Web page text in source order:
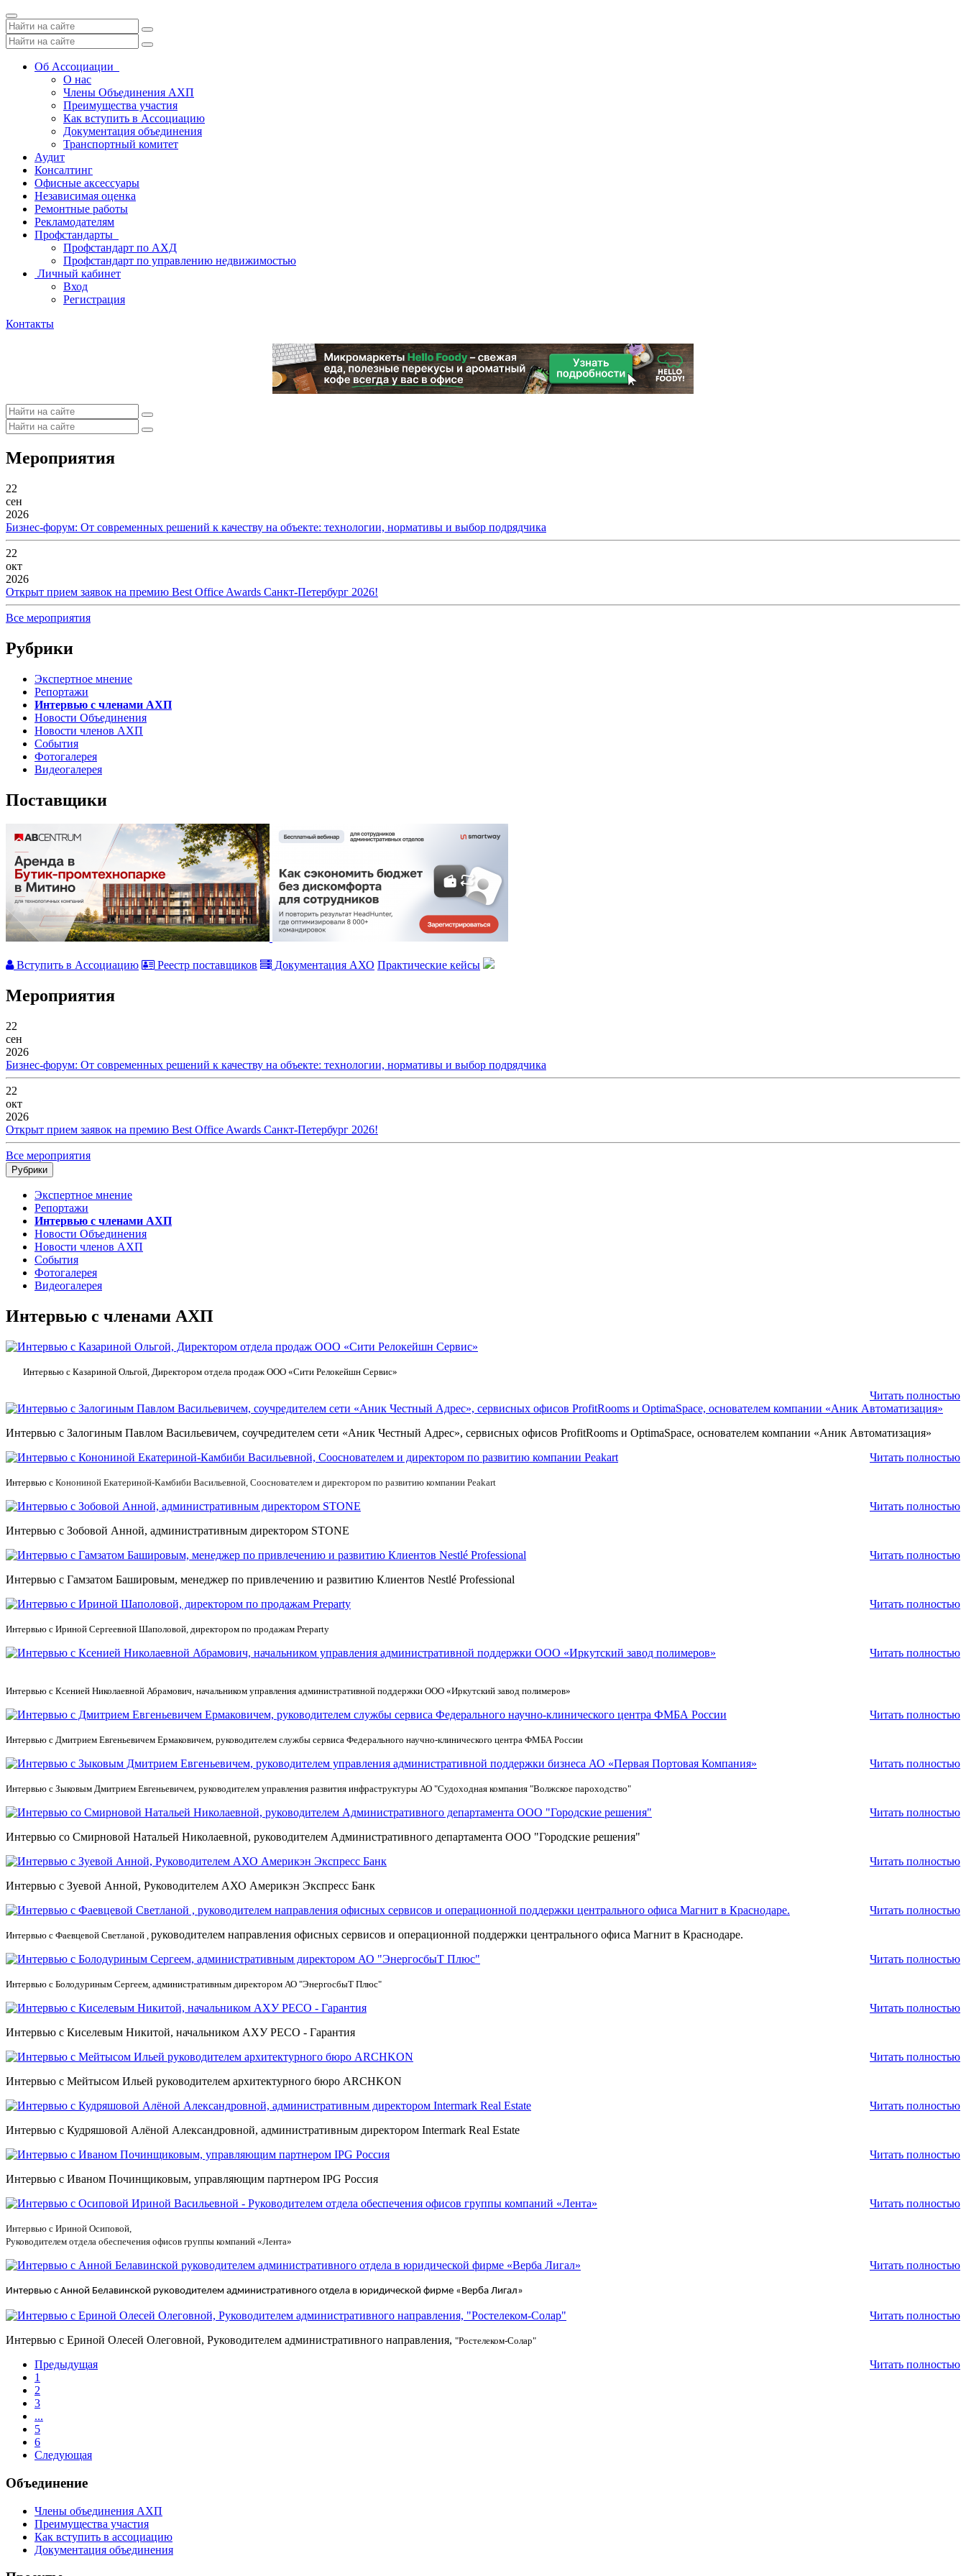
Toggle
navigation
Об Ассоциации
О нас
Члены Объединения АХП
Преимущества участия
Как вступить в Ассоциацию
Документация объединения
Транспортный комитет
Аудит
Консалтинг
Офисные аксессуары
Независимая оценка
Ремонтные работы
Рекламодателям
Профстандарты
Профстандарт по АХД
Профстандарт по управлению недвижимостью
Личный кабинет
Вход
Регистрация
Контакты
Мероприятия
22
сен
2026
Бизнес-форум: От современных решений к качеству на объекте: технологии, нормативы и выбор подрядчика
22
окт
2026
Открыт прием заявок на премию Best Office Awards Санкт-Петербург 2026!
Все мероприятия
Рубрики
Экспертное мнение
Репортажи
Интервью с членами АХП
Новости Объединения
Новости членов АХП
События
Фотогалерея
Видеогалерея
Поставщики
Вступить в Ассоциацию Реестр поставщиков Документация АХО Практические кейсы
Мероприятия
22
сен
2026
Бизнес-форум: От современных решений к качеству на объекте: технологии, нормативы и выбор подрядчика
22
окт
2026
Открыт прием заявок на премию Best Office Awards Санкт-Петербург 2026!
Все мероприятия
Рубрики
Экспертное мнение
Репортажи
Интервью с членами АХП
Новости Объединения
Новости членов АХП
События
Фотогалерея
Видеогалерея
Интервью с членами АХП
Интервью с Казариной Ольгой, Директором отдела продаж ООО «Сити Релокейшн Сервис»
Читать полностью
Интервью с Залогиным Павлом Васильевичем, соучредителем сети «Аник Честный Адрес», сервисных офисов ProfitRooms и OptimaSpace, основателем компании «Аник Автоматизация»
Читать полностью
Интервью с Конониной Екатериной-Камбиби Васильевной, Сооснователем и директором по развитию компании Peakart
Читать полностью
Интервью с Зобовой Анной, административным директором STONE
Читать полностью
Интервью с Гамзатом Башировым, менеджер по привлечению и развитию Клиентов Nestlé Professional
Читать полностью
Интервью с Ириной Сергеевной Шаполовой, директором по продажам Preparty
Читать полностью
Интервью с Ксенией Николаевной Абрамович, начальником управления административной поддержки ООО «Иркутский завод полимеров»
Читать полностью
Интервью с Дмитрием Евгеньевичем Ермаковичем, руководителем службы сервиса Федерального научно-клинического центра ФМБА России
Читать полностью
Интервью с Зыковым Дмитрием Евгеньевичем, руководителем управления развития инфраструктуры АО "Судоходная компания "Волжское пароходство"
Читать полностью
Интервью со Смирновой Натальей Николаевной, руководителем Административного департамента ООО "Городские решения"
Читать полностью
Интервью с Зуевой Анной, Руководителем АХО Америкэн Экспресс Банк
Читать полностью
Интервью с Фаевцевой Светланой , руководителем направления офисных сервисов и операционной поддержки центрального офиса Магнит в Краснодаре.
Читать полностью
Интервью с Болодуриным Сергеем, административным директором АО "ЭнергосбыТ Плюс"
Читать полностью
Интервью с Киселевым Никитой, начальником АХУ РЕСО - Гарантия
Читать полностью
Интервью с Мейтысом Ильей руководителем архитектурного бюро ARCHKON
Читать полностью
Интервью с Кудряшовой Алёной Александровной, административным директором Intermark Real Estate
Читать полностью
Интервью с Иваном Починщиковым, управляющим партнером IPG Россия
Читать полностью
Интервью с Ириной Осиповой,
Руководителем отдела обеспечения офисов группы компаний «Лента»
Читать полностью
Интервью с Анной Белавинской руководителем административного отдела в юридической фирме «Верба Лигал»
Читать полностью
Интервью с Ериной Олесей Олеговной, Руководителем административного направления, "Ростелеком-Солар"
Читать полностью
Предыдущая
1
2
3
...
5
6
Следующая
Объединение
Члены объединения АХП
Преимущества участия
Как вступить в ассоциацию
Документация объединения